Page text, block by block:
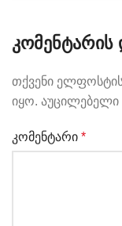
ᲙᲝᲛᲔᲜᲢᲐᲠᲘᲡ
თქვენი
იყო. აუცილებელი
კომენტარი *